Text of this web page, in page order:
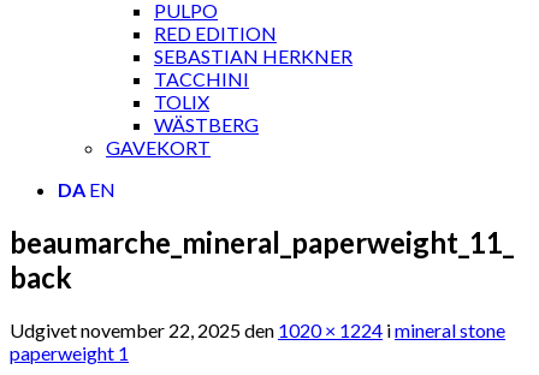
PULPO
RED EDITION
SEBASTIAN HERKNER
TACCHINI
TOLIX
WÄSTBERG
GAVEKORT
DA EN
beaumarche_mineral_paperweight_11_
back
Udgivetnovember 22, 2025den 1020 × 1224 imineral stone
paperweight 1